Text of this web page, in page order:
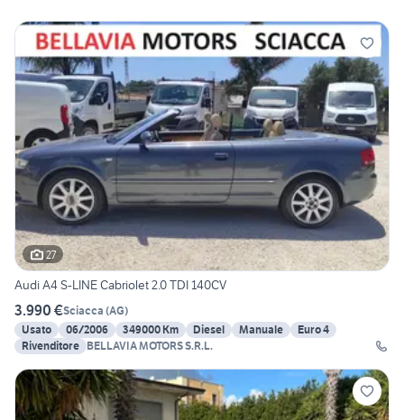
27
Audi A4 S-LINE Cabriolet 2.0 TDI 140CV
3.990 €Sciacca (AG)
Usato
06/2006 349000 Km Diesel Manuale
Euro 4
Rivenditore BELLAVIA MOTORS S.R.L.